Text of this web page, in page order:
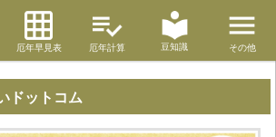
厄年早見表 厄年計算 豆知識 その他
ドットコム